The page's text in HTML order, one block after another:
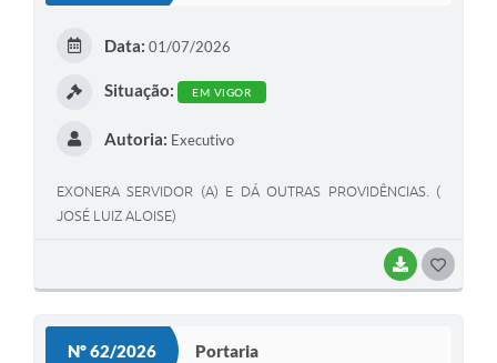
BAIXAR
Data: 01/07/2026
Situação: EM VIGOR
Autoria: Executivo
EXONERA SERVIDOR (A) E DÁ OUTRAS PROVIDÊNCIAS. (
JOSÉ LUIZ ALOISE)
Nº 62/2026 Portaria